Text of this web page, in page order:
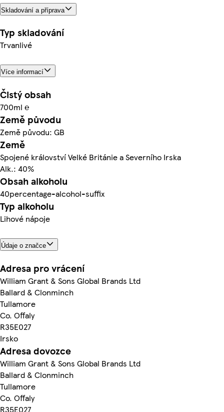
Skladování a příprava
Typ skladování
Trvanlivé
Více informací
Čistý obsah
700ml ℮
Země původu
Země původu: GB
Země
Spojené království Velké Británie a Severního Irska
Alk.: 40%
Obsah alkoholu
40percentage-alcohol-suffix
Typ alkoholu
Lihové nápoje
Údaje o značce
Adresa pro vrácení
William Grant & Sons Global Brands Ltd
Ballard & Clonminch
Tullamore
Co. Offaly
R35E027
Irsko
Adresa dovozce
William Grant & Sons Global Brands Ltd
Ballard & Clonminch
Tullamore
Co. Offaly
R35E027